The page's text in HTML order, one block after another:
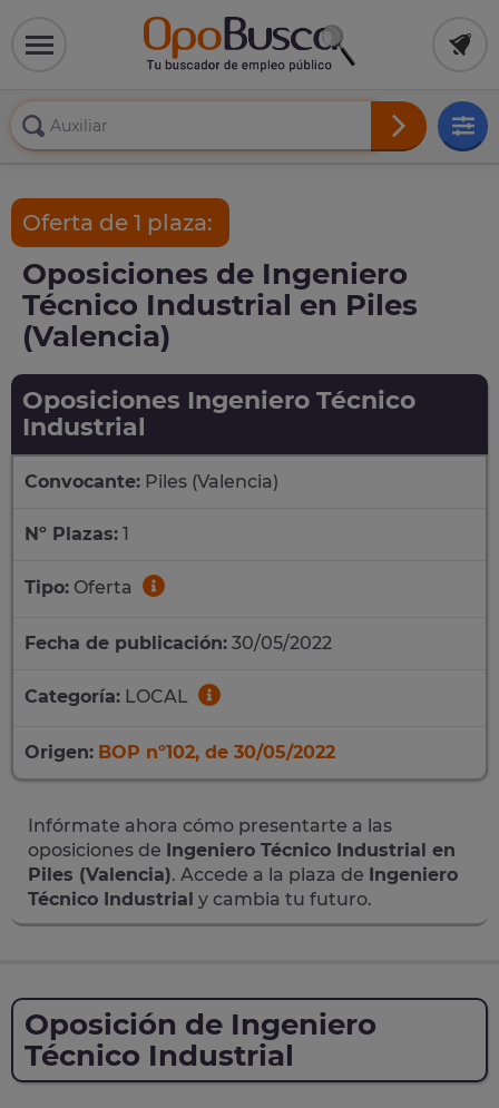
Oferta de 1 plaza:
Oposiciones de Ingeniero
Técnico Industrial en Piles
(Valencia)
Oposiciones Ingeniero Técnico
Industrial
Convocante: Piles (Valencia)
Nº Plazas: 1
Tipo: Oferta
Fecha de publicación: 30/05/2022
Categoría: LOCAL
Origen: BOP nº102, de 30/05/2022
Infórmate ahora cómo presentarte a las
oposiciones de Ingeniero Técnico Industrial en
Piles (Valencia). Accede a la plaza de Ingeniero
Técnico Industrial y cambia tu futuro.
Oposición de Ingeniero
Técnico Industrial